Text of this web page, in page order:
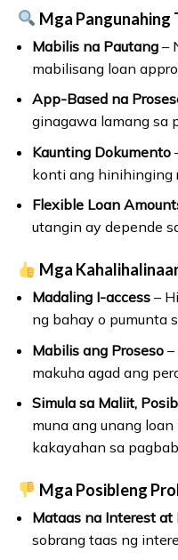
Mga Pangunahing
Mabilis na Pautang–
mabilisang loan
App-Based na
ginagawa lamang sa
Kaunting Dokumento
konti ang hinihinging
Flexible Loan
utangin ay depende
Mga
Madaling I-access–
ng bahay o pumunta
Mabilis ang Proseso–
makuha agad ang
Simula sa Maliit,
muna ang unang
kakayahan sa
Mga Posibleng
Mataas na Interest at
sobrang taas ng